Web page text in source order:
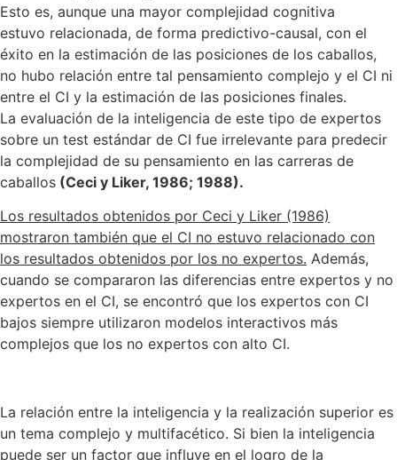
Esto es, aunque una mayor complejidad cognitiva
estuvo relacionada, de forma predictivo-causal, con el
éxito en la estimación de las posiciones de los caballos,
no hubo relación entre tal pensamiento complejo y el CI ni
entre el CI y la estimación de las posiciones finales.
La evaluación de la inteligencia de este tipo de expertos
sobre un test estándar de CI fue irrelevante para predecir
la complejidad de su pensamiento en las carreras de
caballos (Ceci y Liker, 1986; 1988).
Los resultados obtenidos por Ceci y Liker (1986)
mostraron también que el CI no estuvo relacionado con
los resultados obtenidos por los no expertos. Además,
cuando se compararon las diferencias entre expertos y no
expertos en el CI, se encontró que los expertos con CI
bajos siempre utilizaron modelos interactivos más
complejos que los no expertos con alto CI.
La relación entre la inteligencia y la realización superior es
un tema complejo y multifacético. Si bien la inteligencia
puede ser un factor que influye en el logro de la